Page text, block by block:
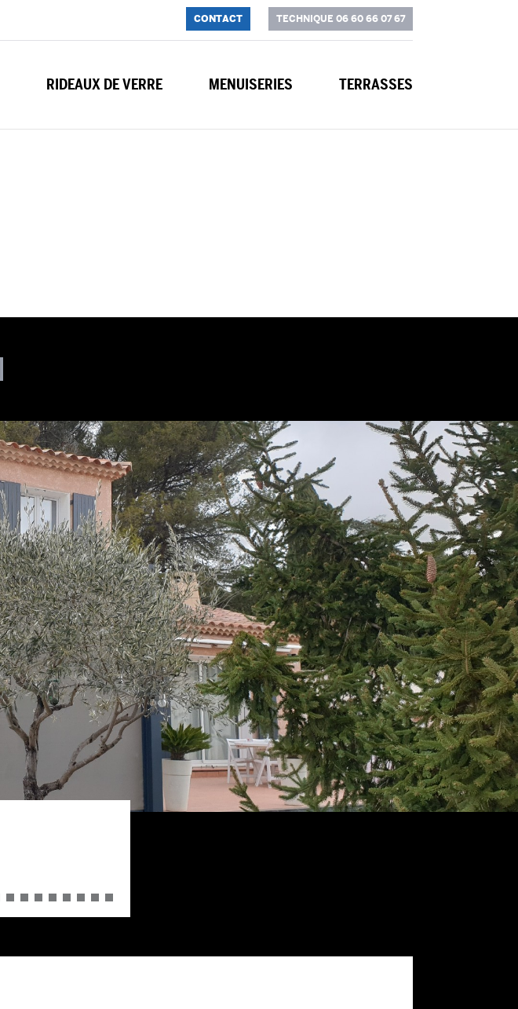
CONTACT TECHNIQUE 06 60 66 07 67
RIDEAUX DE VERRE MENUISERIES TERRASSES